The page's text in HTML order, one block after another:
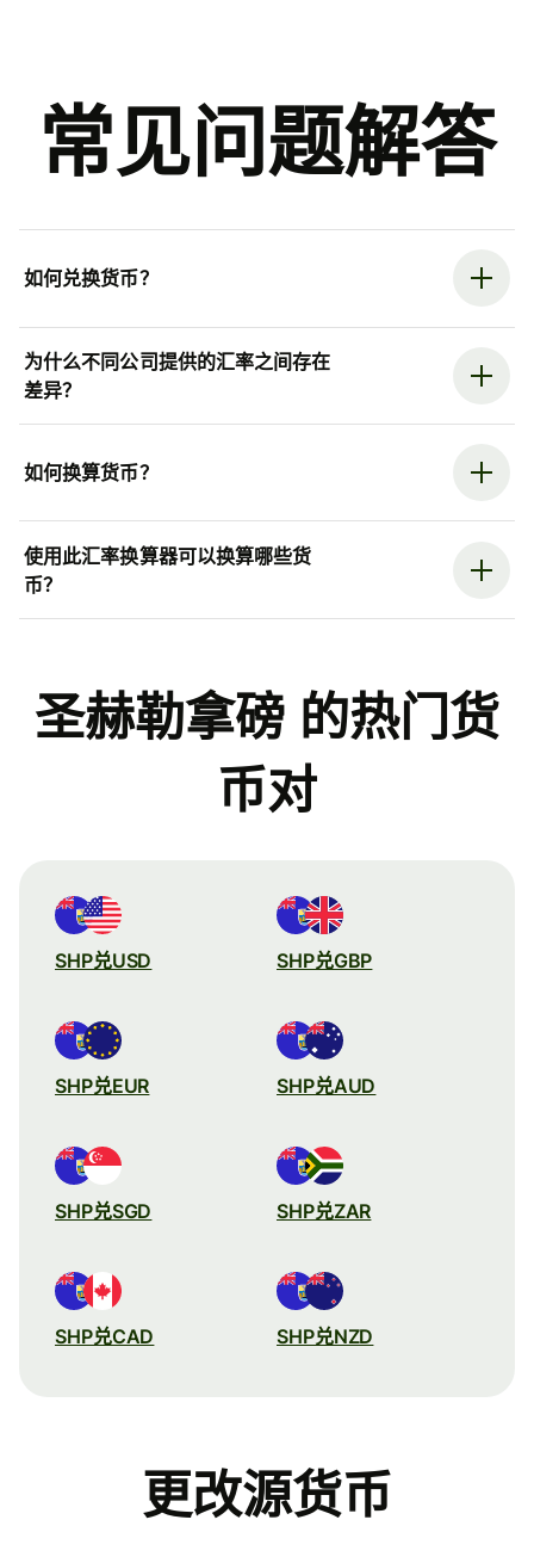
常见问题解答
如何兑换货币？
为什么不同公司提供的汇率之间存在
差异？
如何换算货币？
使用此汇率换算器可以换算哪些货
币？
圣赫勒拿磅 的热门货
币对
SHP兑USD SHP兑GBP
SHP兑EUR SHP兑AUD
SHP兑SGD SHP兑ZAR
SHP兑CAD SHP兑NZD
更改源货币